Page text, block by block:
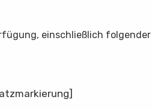
einschließlich